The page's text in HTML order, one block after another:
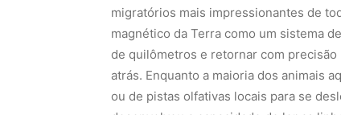
migratórios mais impressionantes de
magnético da Terra como um sistema
de quilômetros e retornar com precisão
atrás. Enquanto a maioria dos animais
ou de pistas olfativas locais para se